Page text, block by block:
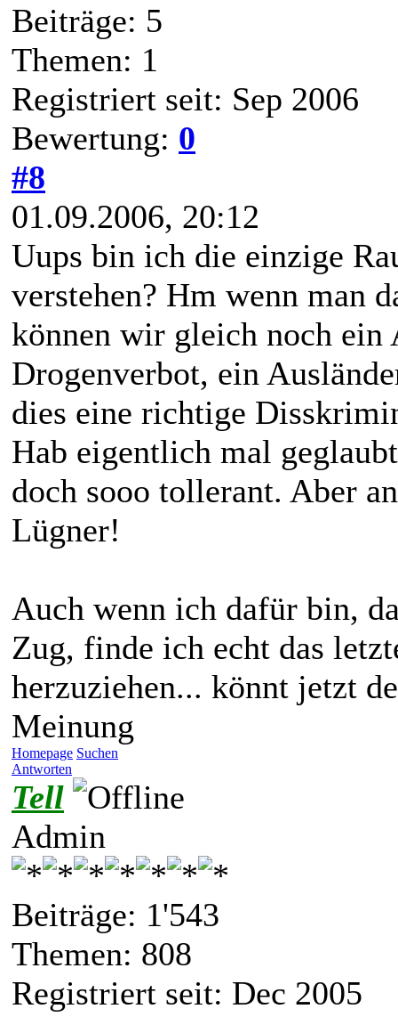
Beiträge: 5
Themen: 1
Registriert seit: Sep 2006
Bewertung: 0
#8
01.09.2006, 20:12
Uups bin ich die einzige
verstehen? Hm wenn man
können wir gleich noch
Drogenverbot, ein
dies eine richtige
Hab eigentlich mal
doch sooo tollerant. Aber
Lügner!
Auch wenn ich dafür bin,
Zug, finde ich echt das
herzuziehen... könnt jetzt
Meinung
Homepage Suchen
Antworten
Tell
Admin
Beiträge: 1'543
Themen: 808
Registriert seit: Dec 2005